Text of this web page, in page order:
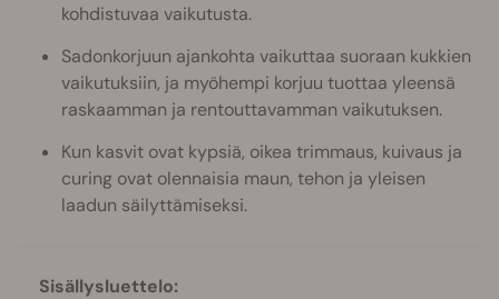
kohdistuvaa vaikutusta.
Sadonkorjuun ajankohta vaikuttaa suoraan kukkien
vaikutuksiin, ja myöhempi korjuu tuottaa yleensä
raskaamman ja rentouttavamman vaikutuksen.
Kun kasvit ovat kypsiä, oikea trimmaus, kuivaus ja
curing ovat olennaisia maun, tehon ja yleisen
laadun säilyttämiseksi.
Sisällysluettelo: